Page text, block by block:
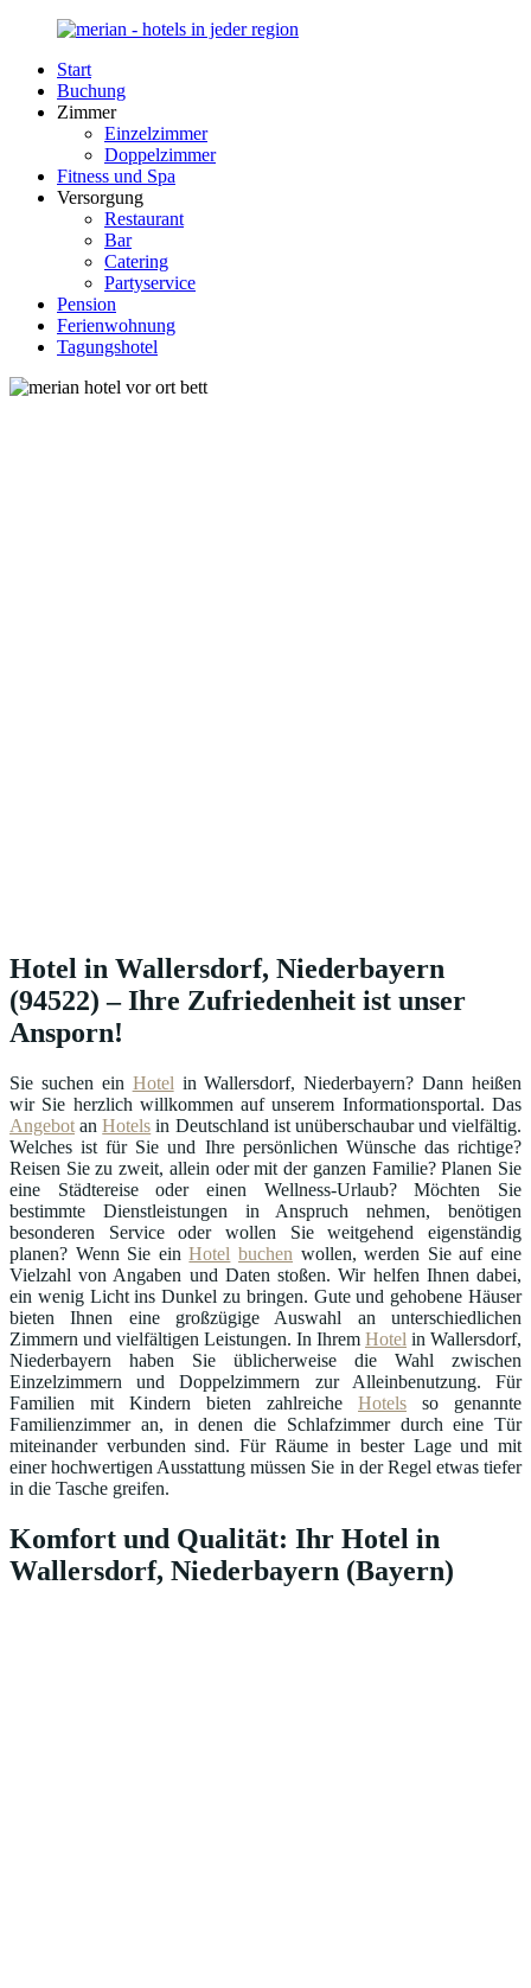
Zurück
Inhalt
Merian-
Hotel.de
Portal
Unterkunft
Deutschland
Start
Buchung
Zimmer
Einzelzimmer
Doppelzimmer
Fitness und Spa
Versorgung
Restaurant
Bar
Catering
Partyservice
Pension
Ferienwohnung
Tagungshotel
Hotel in Wallersdorf, Niederbayern
(94522) – Ihre Zufriedenheit ist unser
Ansporn!
Sie suchen ein Hotel in Wallersdorf, Niederbayern? Dann heißen
wir Sie herzlich willkommen auf unserem Informationsportal. Das
Angebot anHotels in Deutschland ist unüberschaubar und vielfältig.
Welches ist für Sie und Ihre persönlichen Wünsche das richtige?
Reisen Sie zu zweit, allein oder mit der ganzen Familie? Planen Sie
eine Städtereise oder einen Wellness-Urlaub? Möchten Sie
bestimmte Dienstleistungen in Anspruch nehmen, benötigen
besonderen Service oder wollen Sie weitgehend eigenständig
planen? Wenn Sie einHotel buchen wollen, werden Sie auf eine
Vielzahl von Angaben und Daten stoßen. Wir helfen Ihnen dabei,
ein wenig Licht ins Dunkel zu bringen. Gute und gehobene Häuser
bieten Ihnen eine großzügige Auswahl an unterschiedlichen
Zimmern und vielfältigen Leistungen. In Ihrem Hotel in Wallersdorf,
Niederbayern haben Sie üblicherweise die Wahl zwischen
Einzelzimmern und Doppelzimmern zur Alleinbenutzung. Für
Familien mit Kindern bieten zahlreiche Hotels so genannte
Familienzimmer an, in denen die Schlafzimmer durch eine Tür
miteinander verbunden sind. Für Räume in bester Lage und mit
einer hochwertigen Ausstattung müssen Sie in der Regel etwas tiefer
in die Tasche greifen.
Komfort und Qualität: Ihr Hotel in
Wallersdorf, Niederbayern (Bayern)